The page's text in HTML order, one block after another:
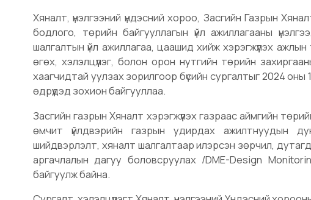
Хяналт, үнэлгээний үндэсний хороо, Засгийн Газрын
бодлого, төрийн байгууллагын үйл ажиллагааны
шалгалтын үйл ажиллагаа, цаашид хийж хэрэгжүүлэх
өгөх, хэлэлцүүлэг, болон орон нутгийн төрийн
хаагчидтай уулзах зорилгоор бүсийн сургалтыг 2024
өдрүүдэд зохион байгууллаа.
Засгийн газрын Хяналт хэрэгжүүлэх газраас аймгийн
өмчит үйлдвэрийн газрын удирдах ажилтнуудын
шийдвэрлэлт, хяналт шалгалтаар илэрсэн зөрчил,
аргачлалын дагуу боловсруулах /DME-Design
байгуулж байна.